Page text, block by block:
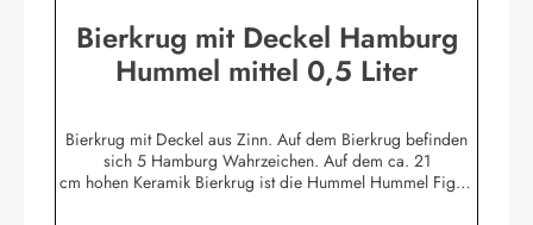
Bierkrug mit Deckel Hamburg
Hummel mittel 0,5 Liter
Bierkrug mit Deckel aus Zinn. Auf dem Bierkrug befinden
sich 5 Hamburg Wahrzeichen. Auf dem ca. 21
cm hohen Keramik Bierkrug ist die Hummel Hummel Figur,